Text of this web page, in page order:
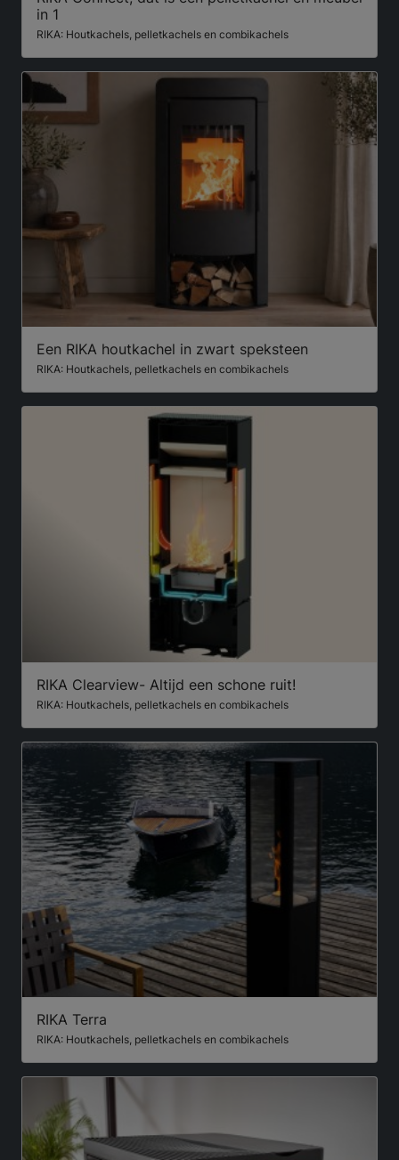
in 1
RIKA: Houtkachels, pelletkachels en combikachels
Een RIKA houtkachel in zwart speksteen
RIKA: Houtkachels, pelletkachels en combikachels
RIKA Clearview- Altijd een schone ruit!
RIKA: Houtkachels, pelletkachels en combikachels
RIKA Terra
RIKA: Houtkachels, pelletkachels en combikachels